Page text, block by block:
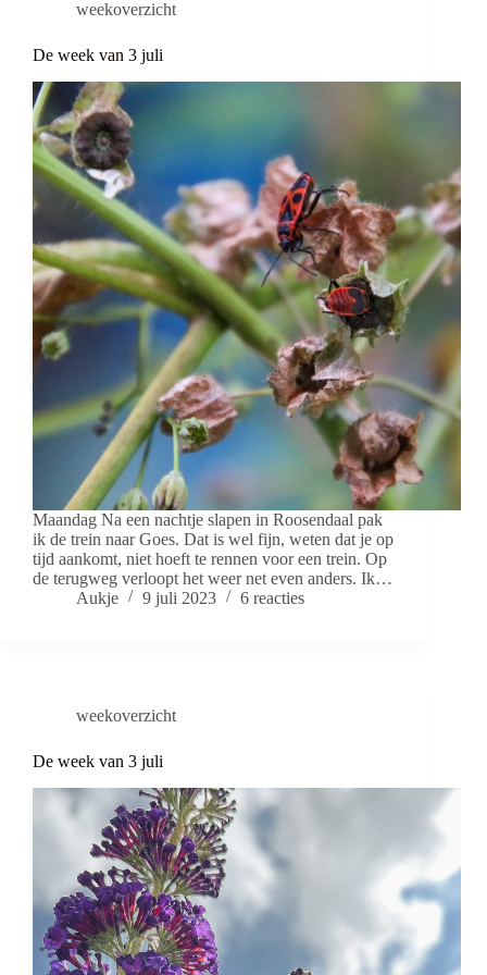
weekoverzicht
De week van 3 juli
Maandag Na een nachtje slapen in Roosendaal pak
ik de trein naar Goes. Dat is wel fijn, weten dat je op
tijd aankomt, niet hoeft te rennen voor een trein. Op
de terugweg verloopt het weer net even anders. Ik…
Aukje
9 juli 2023 6 reacties
weekoverzicht
De week van 3 juli